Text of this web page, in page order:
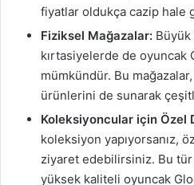
fiyatlar oldukça cazip hale
Fiziksel Mağazalar: Büyük
kırtasiyelerde de oyuncak
mümkündür. Bu
ürünlerini de sunarak
Koleksiyoncular için Özel
koleksiyon yapıyorsanız,
ziyaret edebilirsiniz. Bu
yüksek kaliteli oyuncak